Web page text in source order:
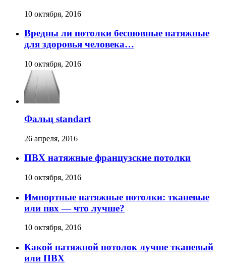
10 октября, 2016
Вредны ли потолки бесшовные натяжные
для здоровья человека…
10 октября, 2016
Фальц standart
26 апреля, 2016
ПВХ натяжные французские потолки
10 октября, 2016
Импортные натяжные потолки: тканевые
или пвх — что лучше?
10 октября, 2016
Какой натяжной потолок лучше тканевый
или ПВХ